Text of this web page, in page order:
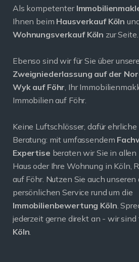
Als kompetenter
Ihnen beim Hausverkauf Köln
Wohnungsverkauf Köln zur Seite.
Ebenso sind wir für Sie über unsere
Zweigniederlassung auf der
Wyk auf Föhr, Ihr
Immobilien auf Föhr.
Keine Luftschlösser, dafür
Beratung: mit umfassendem
Expertise beraten wir Sie in allen
Haus oder Ihre Wohnung in Köln,
auf Föhr. Nutzen Sie auch
persönlichen Service rund um die
Immobilienbewertung Köln.
jederzeit gerne direkt an - wir sind
Köln.